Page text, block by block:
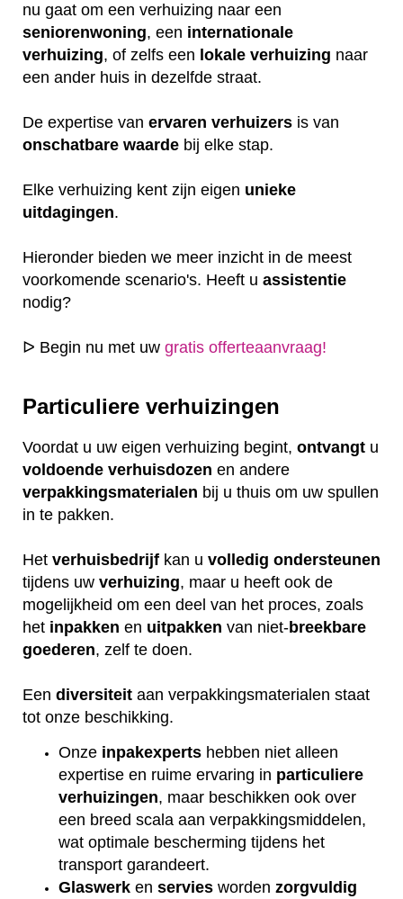
nu gaat om een verhuizing naar een
seniorenwoning, een internationale
verhuizing, of zelfs een lokale verhuizing naar
een ander huis in dezelfde straat.
De expertise van ervaren verhuizers is van
onschatbare waarde bij elke stap.
Elke verhuizing kent zijn eigen unieke
uitdagingen.
Hieronder bieden we meer inzicht in de meest
voorkomende scenario's. Heeft u assistentie
nodig?
ᐅ Begin nu met uw gratis offerteaanvraag!
Particuliere verhuizingen
Voordat u uw eigen verhuizing begint, ontvangt u
voldoende verhuisdozen en andere
verpakkingsmaterialen bij u thuis om uw spullen
in te pakken.
Het verhuisbedrijf kan u volledig ondersteunen
tijdens uw verhuizing, maar u heeft ook de
mogelijkheid om een deel van het proces, zoals
het inpakken en uitpakken van niet-breekbare
goederen, zelf te doen.
Een diversiteit aan verpakkingsmaterialen staat
tot onze beschikking.
Onze inpakexperts hebben niet alleen
expertise en ruime ervaring in particuliere
verhuizingen, maar beschikken ook over
een breed scala aan verpakkingsmiddelen,
wat optimale bescherming tijdens het
transport garandeert.
Glaswerk en servies worden zorgvuldig